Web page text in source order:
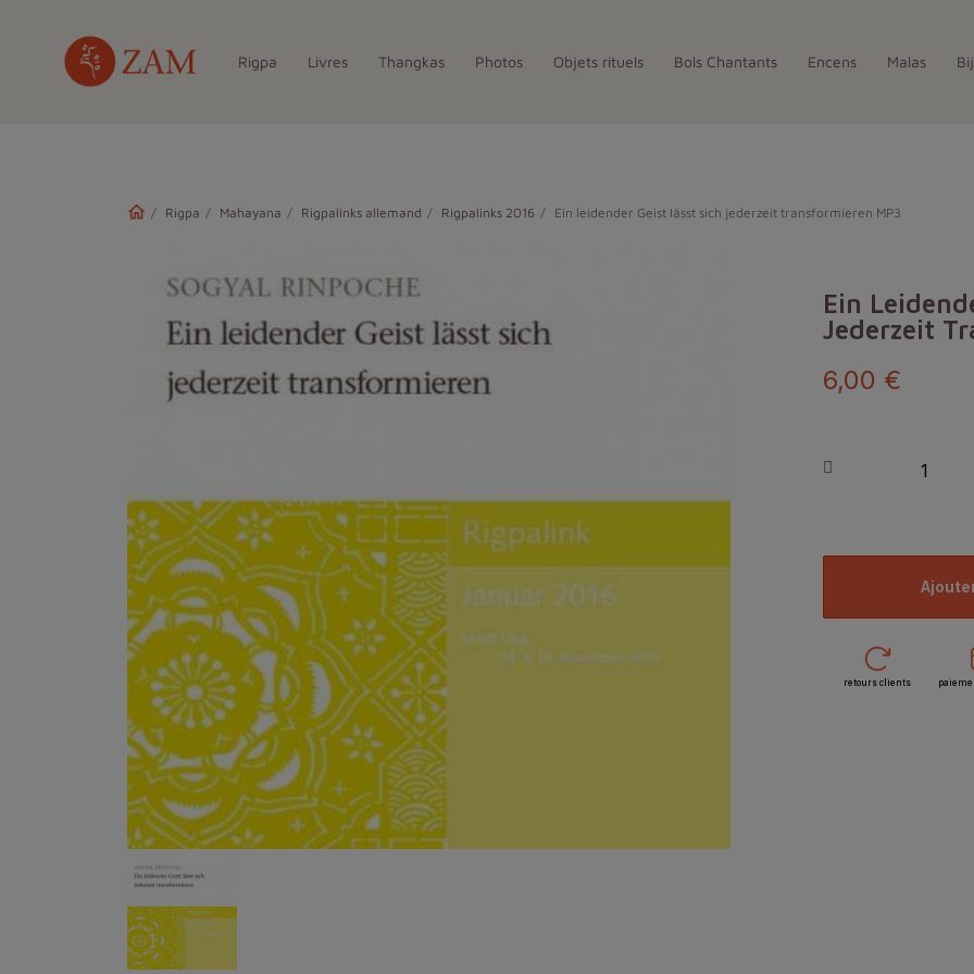
Rigpa Livres Thangkas Photos Objets rituels Bols Chantants Encens Malas
Rigpa Mahayana Rigpalinks allemand Rigpalinks 2016 Ein leidender Geist lässt sich jederzeit transformieren MP3
Ein
Jederzeit
6,00 €
retours clients